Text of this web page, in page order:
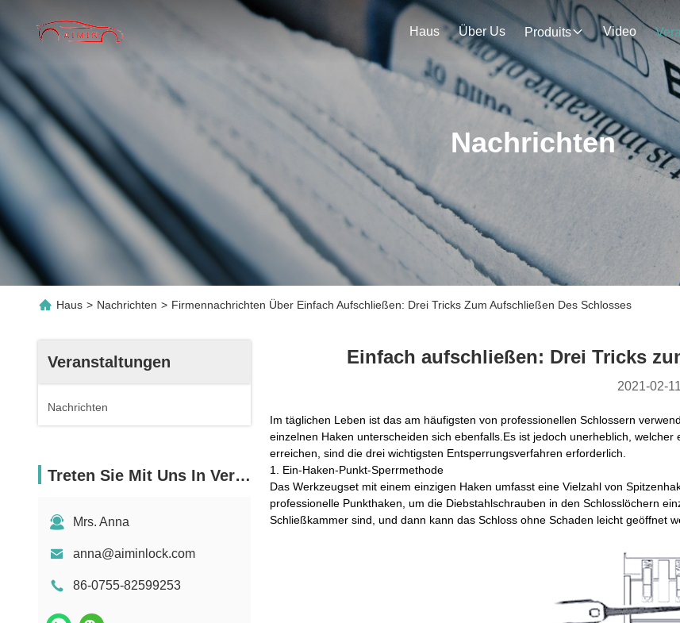
Haus Über Us Produits Video
Nachrichten
Haus > Nachrichten > Firmennachrichten Über Einfach Aufschließen: Drei Tricks Zum Aufschließen Des Schlosses
Veranstaltungen
Nachrichten
Treten Sie Mit Uns In Verbindung
Mrs. Anna
anna@aiminlock.com
86-0755-82599253
Einfach aufschließen: Drei Tricks
2021-02-11
Im täglichen Leben ist das am häufigsten von professionellen Schlossern
einzelnen Haken unterscheiden sich ebenfalls.Es ist jedoch unerheblich,
erreichen, sind die drei wichtigsten Entsperrungsverfahren erforderlich.
1. Ein-Haken-Punkt-Sperrmethode
Das Werkzeugset mit einem einzigen Haken umfasst eine Vielzahl von
professionelle Punkthaken, um die Diebstahlschrauben in den Schlosslöchern
Schließkammer sind, und dann kann das Schloss ohne Schaden leicht geöffnet